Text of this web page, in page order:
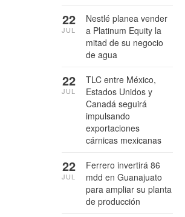
Nestlé planea vender
a Platinum Equity la
mitad de su negocio
de agua
22
JUL
TLC entre México,
Estados Unidos y
Canadá seguirá
impulsando
exportaciones
cárnicas mexicanas
22
JUL
Ferrero invertirá 86
mdd en Guanajuato
para ampliar su planta
de producción
22
JUL